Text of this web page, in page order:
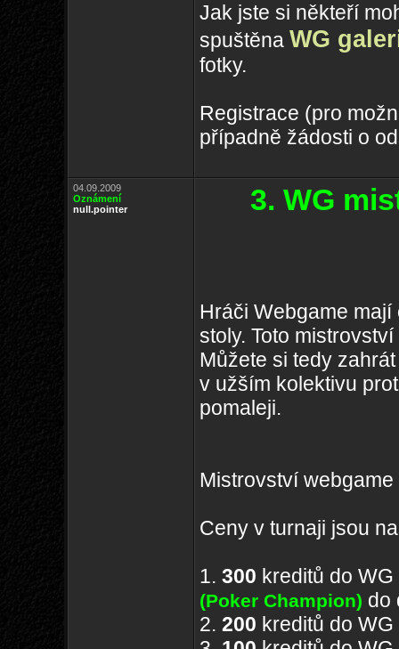
Jak jste si někteří
spuštěna WG
fotky.
Registrace (pro
případně žádosti o
04.09.2009
Oznámení
null.pointer
3. WG
Hráči Webgame
stoly. Toto
Můžete si tedy
v užším kolektivu
pomaleji.
Mistrovství
Ceny v turnaji jsou
1. 300 kreditů do
(Poker Champion) do
2. 200 kreditů do